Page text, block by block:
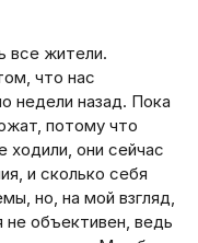
все жители.
что нас
недели назад. Пока
потому что
они сейчас
и сколько себя
но, на мой взгляд,
объективен, ведь